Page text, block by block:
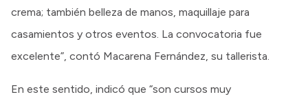
crema; también belleza de manos, maquillaje para
casamientos y otros eventos. La convocatoria fue
excelente”, contó Macarena Fernández, su tallerista.
En este sentido, indicó que “son cursos muy